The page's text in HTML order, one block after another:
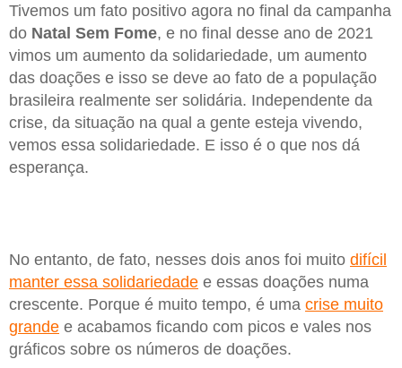
Tivemos um fato positivo agora no final da campanha
do Natal Sem Fome, e no final desse ano de 2021
vimos um aumento da solidariedade, um aumento
das doações e isso se deve ao fato de a população
brasileira realmente ser solidária. Independente da
crise, da situação na qual a gente esteja vivendo,
vemos essa solidariedade. E isso é o que nos dá
esperança.
No entanto, de fato, nesses dois anos foi muito difícil
manter essa solidariedade e essas doações numa
crescente. Porque é muito tempo, é uma crise muito
grande e acabamos ficando com picos e vales nos
gráficos sobre os números de doações.